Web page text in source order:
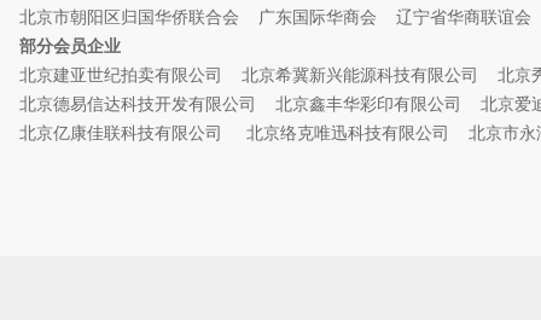
北京市朝阳区归国华侨联合会
广东国际华商会 辽宁省华商联谊
部分会员企业
北京建亚世纪拍卖有限公司
北京希冀新兴能源科技有限公司
北京
北京德易信达科技开发有限公司
北京鑫丰华彩印有限公司
北京爱
北京亿康佳联科技有限公司
北京络克唯迅科技有限公司 北京市